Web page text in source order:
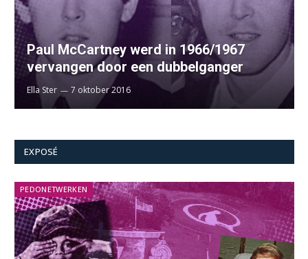
Paul McCartney werd in 1966/1967
vervangen door een dubbelganger
Ella Ster 7 oktober 2016
EXPOSÉ
PEDONETWERKEN